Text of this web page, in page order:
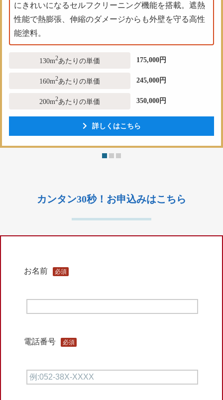
にきれいになるセルフクリーニング機能を搭載。遮熱
性能で熱膨張、伸縮のダメージからも外壁を守る高性
能塗料。
130m2あたりの単価 175,000円
160m2あたりの単価 245,000円
200m2あたりの単価 350,000円
詳しくはこちら
カンタン30秒！お申込みはこちら
お名前 必須
電話番号 必須